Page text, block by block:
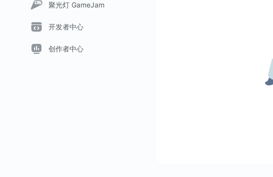
聚光灯 GameJam
开发者中心
创作者中心